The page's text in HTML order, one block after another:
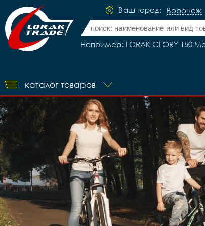
Ваш город: Воронеж
Например: LORAK GLORY 150
каталог товаров